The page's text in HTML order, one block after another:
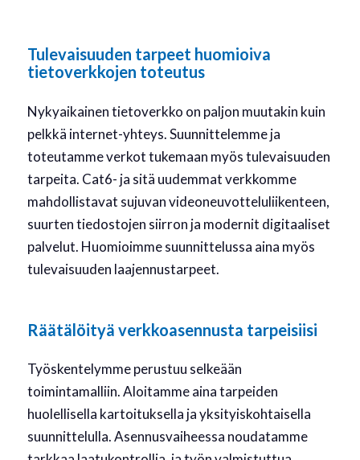
Tulevaisuuden tarpeet huomioiva
tietoverkkojen toteutus
Nykyaikainen tietoverkko on paljon muutakin kuin
pelkkä internet-yhteys. Suunnittelemme ja
toteutamme verkot tukemaan myös tulevaisuuden
tarpeita. Cat6- ja sitä uudemmat verkkomme
mahdollistavat sujuvan videoneuvotteluliikenteen,
suurten tiedostojen siirron ja modernit digitaaliset
palvelut. Huomioimme suunnittelussa aina myös
tulevaisuuden laajennustarpeet.
Räätälöityä verkkoasennusta tarpeisiisi
Työskentelymme perustuu selkeään
toimintamalliin. Aloitamme aina tarpeiden
huolellisella kartoituksella ja yksityiskohtaisella
suunnittelulla. Asennusvaiheessa noudatamme